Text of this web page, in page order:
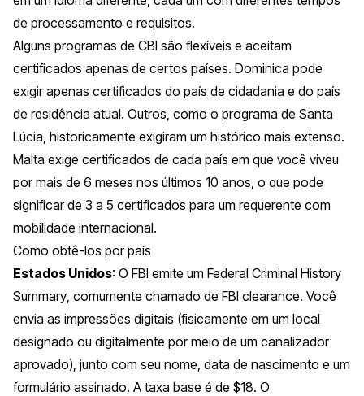
de processamento e requisitos.
Alguns programas de CBI são flexíveis e aceitam
certificados apenas de certos países. Dominica pode
exigir apenas certificados do país de cidadania e do país
de residência atual. Outros, como o programa de Santa
Lúcia, historicamente exigiram um histórico mais extenso.
Malta exige certificados de cada país em que você viveu
por mais de 6 meses nos últimos 10 anos, o que pode
significar de 3 a 5 certificados para um requerente com
mobilidade internacional.
Como obtê-los por país
Estados Unidos: O FBI emite um Federal Criminal History
Summary, comumente chamado de FBI clearance. Você
envia as impressões digitais (fisicamente em um local
designado ou digitalmente por meio de um canalizador
aprovado), junto com seu nome, data de nascimento e um
formulário assinado. A taxa base é de $18. O